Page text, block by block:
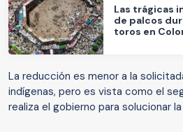
Las trágicas
de palcos
toros en
La reducción es menor a la
indígenas, pero es vista como el
realiza el gobierno para solucionar